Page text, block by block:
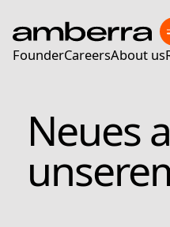
FounderCareersAbout us
Neues